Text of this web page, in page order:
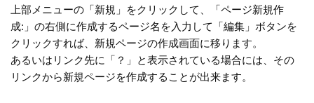
上部メニューの「新規」をクリックして、「ページ新規作
成:」の右側に作成するページ名を入力して「編集」ボタンを
クリックすれば、新規ページの作成画面に移ります。
あるいはリンク先に「？」と表示されている場合には、その
リンクから新規ページを作成することが出来ます。